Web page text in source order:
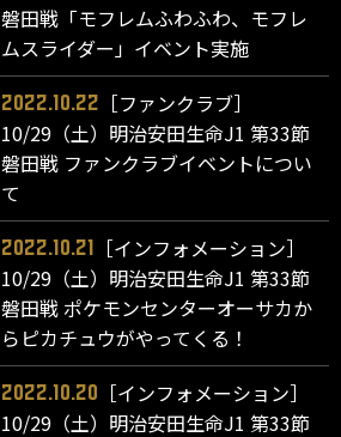
磐田戦「モフレムふわふわ、モフレ
ムスライダー」イベント実施
2022.10.22
［ファンクラブ］
10/29（土）明治安田生命J1 第33節
磐田戦 ファンクラブイベントについ
て
2022.10.21
［インフォメーション］
10/29（土）明治安田生命J1 第33節
磐田戦 ポケモンセンターオーサカか
らピカチュウがやってくる！
2022.10.20
［インフォメーション］
10/29（土）明治安田生命J1 第33節